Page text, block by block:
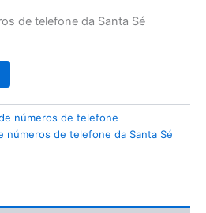
de telefone da Santa Sé
números de telefone
números de telefone da Santa Sé